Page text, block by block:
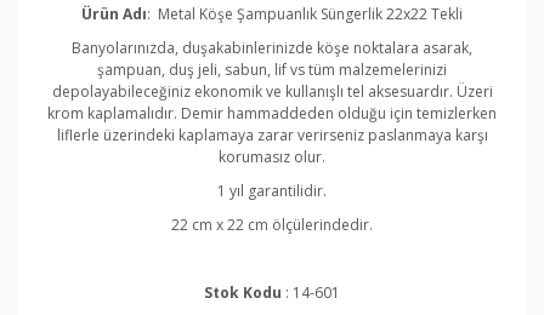
Ürün Adı: Metal Köşe Şampuanlık Süngerlik 22x22 Tekli
Banyolarınızda, duşakabinlerinizde köşe noktalara asarak,
şampuan, duş jeli, sabun, lif vs tüm malzemelerinizi
depolayabileceğiniz ekonomik ve kullanışlı tel aksesuardır. Üzeri
krom kaplamalıdır. Demir hammaddeden olduğu için temizlerken
liflerle üzerindeki kaplamaya zarar verirseniz paslanmaya karşı
korumasız olur.
1 yıl garantilidir.
22 cm x 22 cm ölçülerindedir.
Stok Kodu : 14-601